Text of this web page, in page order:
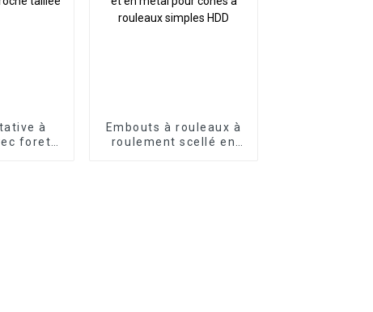
à
foret
Embouts à rouleaux à
roulement scellé en